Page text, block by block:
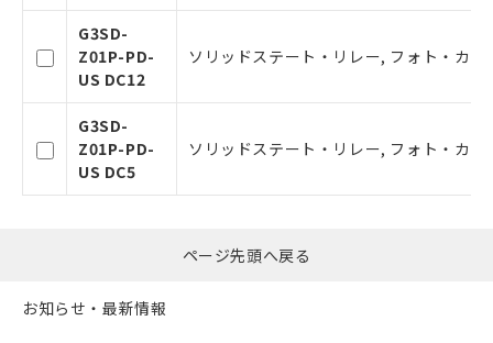
G3SD-
Z01P-PD-
US DC12
ソリッドステート・リレー, フォト・カ
G3SD-
Z01P-PD-
US DC5
ソリッドステート・リレー, フォト・カ
ページ先頭へ戻る
お知らせ・最新情報